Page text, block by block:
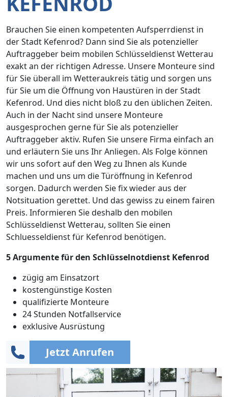
Brauchen Sie einen kompetenten Aufsperrdienst in
der Stadt Kefenrod? Dann sind Sie als potenzieller
Auftraggeber beim mobilen Schlüsseldienst Wetterau
exakt an der richtigen Adresse. Unsere Monteure sind
für Sie überall im Wetteraukreis tätig und sorgen uns
für Sie um die Öffnung von Haustüren in der Stadt
Kefenrod. Und dies nicht bloß zu den üblichen Zeiten.
Auch in der Nacht sind unsere Monteure
ausgesprochen gerne für Sie als potenzieller
Auftraggeber aktiv. Rufen Sie unsere Firma einfach an
und erläutern Sie uns Ihr Anliegen. Als Folge können
wir uns sofort auf den Weg zu Ihnen als Kunde
machen und uns um die Türöffnung in Kefenrod
sorgen. Dadurch werden Sie fix wieder aus der
Notsituation gerettet. Und das gewiss zu einem fairen
Preis. Informieren Sie deshalb den mobilen
Schlüsseldienst Wetterau, sollten Sie einen
Schluesseldienst für Kefenrod benötigen.
5 Argumente für den Schlüsselnotdienst Kefenrod
zügig am Einsatzort
kostengünstige Kosten
qualifizierte Monteure
24 Stunden Notfallservice
exklusive Ausrüstung
Jetzt Anrufen